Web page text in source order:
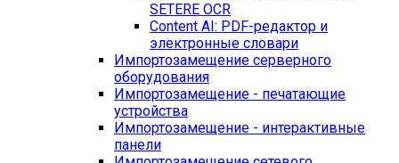
SETERE OCR
Content AI: PDF-редактор и
электронные словари
Импортозамещение серверного
оборудования
Импортозамещение - печатающие
устройства
Импортозамещение - интерактивные
панели